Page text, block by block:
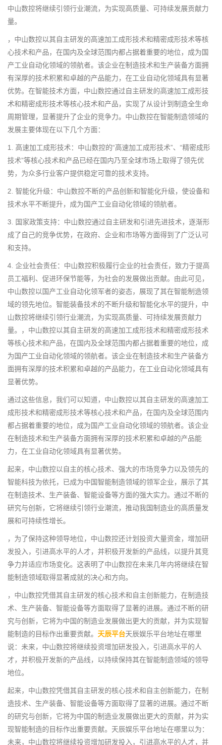
中山数控将继续引领行业潮流，为实现高质量、可持续发展贡献力
量。
，中山数控以其自主研发的高速加工成形技术和精密成形技术等核
心技术和产品，在国内及全球范围内都占据着重要的地位，成为国
产工业自动化领域的领航者。该企业在制造技术和生产装备方面拥
有深厚的技术积累和卓越的产品能力，在工业自动化领域具有显著
优势。在智能技术方面，中山数控通过自主研发的高速加工成形技
术和精密成形技术等核心技术和产品，实现了从设计到制造全生命
周期管理，显著提升了企业的竞争力。中山数控在智能制造领域的
发展主要体现在以下几个方面：
1. 高速加工成形技术：中山数控的“高速加工成形技术”、“精密成形
技术”等核心技术和产品已经在国内乃至全球市场上取得了领先优
势，为众多行业客户提供稳定可靠的技术支持。
2. 智能化升级：中山数控不断的产品创新和智能化升级，使设备和
技术水平不断提升，成为国产工业自动化领域的领航者。
3. 国家政策支持：中山数控通过自主研发和引进先进技术，逐渐形
成了自己的竞争优势，在政府、企业和市场等方面得到了广泛认可
和支持。
4. 企业社会责任：中山数控积极履行企业的社会责任，致力于提高
员工福利、促进环保节能等，为社会的发展做出贡献。由此可见，
中山数控以国产工业自动化领军者的姿态，展现了其在智能制造领
域的领先地位。智能装备技术的不断升级和智能化水平的提升，中
山数控将继续引领行业潮流，为实现高质量、可持续发展贡献力
量。，中山数控以其自主研发的高速加工成形技术和精密成形技术
等核心技术和产品，在国内及全球范围内都占据着重要的地位，成
为国产工业自动化领域的领航者。该企业在制造技术和生产装备方
面拥有深厚的技术积累和卓越的产品能力，在工业自动化领域具有
显著优势。
通过这些信息，我们可以知道，中山数控以其自主研发的高速加工
成形技术和精密成形技术等核心技术和产品，在国内及全球范围内
都占据着重要的地位，成为国产工业自动化领域的领航者。该企业
在制造技术和生产装备方面拥有深厚的技术积累和卓越的产品能
力，在工业自动化领域具有显著优势。
起来，中山数控以自主的核心技术、强大的市场竞争力以及领先的
智能科技为依托，已成为中国智能制造领域的领军企业，展示了其
在制造技术、生产装备、智能设备等方面的强大实力。通过不断的
研究与创新，它将继续引领行业潮流，推动我国制造业的高质量发
展和可持续性增长。
，为了保持这种领导地位，中山数控还计划投资大量资金，增加研
发投入，引进高水平的人才，并积极开发新的产品线，以提升其竞
争力并适应市场变化。这表明了中山数控在未来几年内将继续在智
能制造领域取得显著成就的决心和方向。
，中山数控凭借其自主研发的核心技术和自主创新能力，在制造技
术、生产装备、智能设备等方面取得了显著的进展。通过不断的研
究与创新，它将为中国的制造业发展做出更大的贡献，并为实现智
能制造的目标作出重要贡献。 天辰平台天辰娱乐平台地址在哪里
说：未来，中山数控将继续投资增加研发投入，引进高水平的人
才，并积极开发新的产品线，以持续保持其在智能制造领域的领导
地位。
起来，中山数控凭借其自主研发的核心技术和自主创新能力，在制
造技术、生产装备、智能设备等方面取得了显著的进展。通过不断
的研究与创新，它将为中国的制造业发展做出更大的贡献，并为实
现智能制造的目标作出重要贡献。天辰娱乐平台地址在哪里以为：
未来，中山数控将继续投资增加研发投入，引进高水平的人才，并